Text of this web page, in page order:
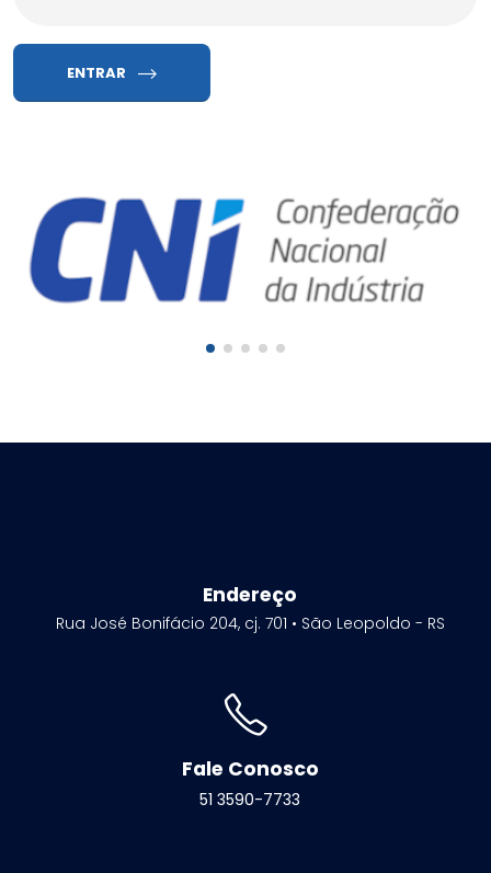
ENTRAR
Endereço
Rua José Bonifácio 204, cj. 701 • São Leopoldo - RS
Fale Conosco
51 3590-7733